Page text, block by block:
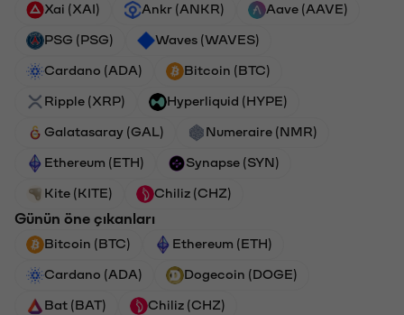
Xai (XAI) Ankr (ANKR) Aave (AAVE)
PSG (PSG) Waves (WAVES)
Cardano (ADA) Bitcoin (BTC)
Ripple (XRP) Hyperliquid (HYPE)
Galatasaray (GAL) Numeraire (NMR)
Ethereum (ETH) Synapse (SYN)
Kite (KITE) Chiliz (CHZ)
Günün öne çıkanları
Bitcoin (BTC) Ethereum (ETH)
Cardano (ADA) Dogecoin (DOGE)
Bat (BAT) Chiliz (CHZ)